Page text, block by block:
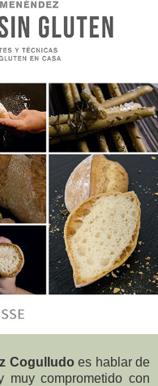
Cogulludo es hablar de
muy comprometido con